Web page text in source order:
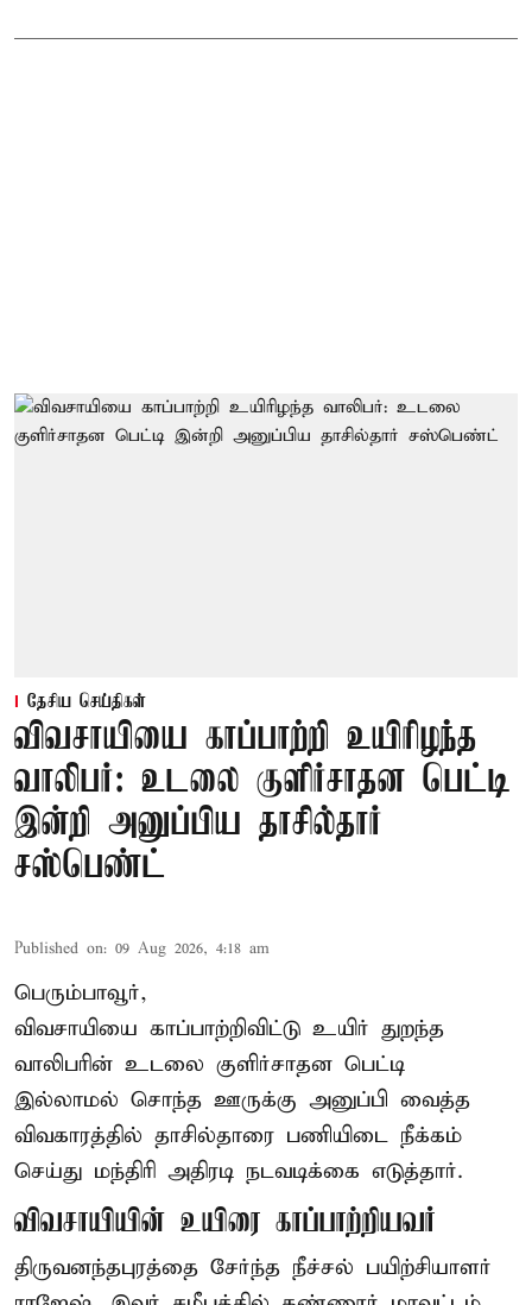
தேசிய செய்திகள்
விவசாயியை காப்பாற்றி உயிரிழந்த
வாலிபர்: உடலை குளிர்சாதன பெட்டி
இன்றி அனுப்பிய தாசில்தார்
சஸ்பெண்ட்
Published on: 09 Aug 2026, 4:18 am
பெரும்பாவூர்,
விவசாயியை காப்பாற்றிவிட்டு உயிர் துறந்த
வாலிபரின் உடலை குளிர்சாதன பெட்டி
இல்லாமல் சொந்த ஊருக்கு அனுப்பி வைத்த
விவகாரத்தில் தாசில்தாரை பணியிடை நீக்கம்
செய்து மந்திரி அதிரடி நடவடிக்கை எடுத்தார்.
விவசாயியின் உயிரை காப்பாற்றியவர்
திருவனந்தபுரத்தை சேர்ந்த நீச்சல் பயிற்சியாளர்